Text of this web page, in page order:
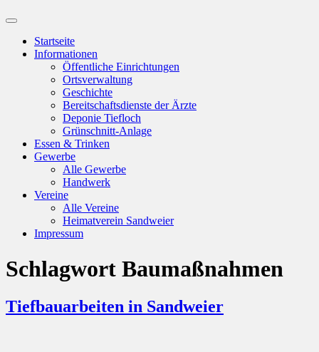
Suchfeld
ein-/ausblenden
Startseite
Informationen
Öffentliche Einrichtungen
Ortsverwaltung
Geschichte
Bereitschaftsdienste der Ärzte
Deponie Tiefloch
Grünschnitt-Anlage
Essen & Trinken
Gewerbe
Alle Gewerbe
Handwerk
Vereine
Alle Vereine
Heimatverein Sandweier
Impressum
Schlagwort Baumaßnahmen
Tiefbauarbeiten in Sandweier